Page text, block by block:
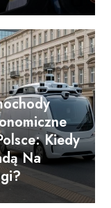
Kiedy
Na